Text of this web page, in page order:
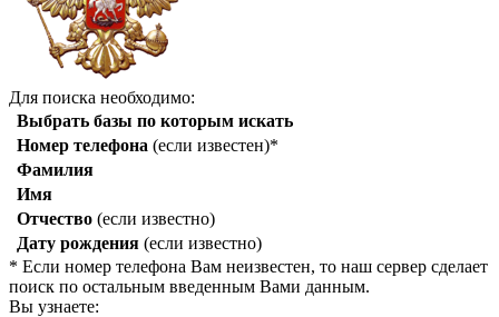
Для поиска необходимо:
Выбрать базы по которым искать
Номер телефона (если известен)*
Фамилия
Имя
Отчество (если известно)
Дату рождения (если известно)
* Если номер телефона Вам неизвестен, то наш сервер сделает
поиск по остальным введенным Вами данным.
Вы узнаете: